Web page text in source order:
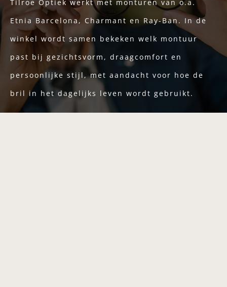
Tilroe Optiek werkt met monturen van o.a.
Etnia Barcelona, Charmant en Ray-Ban. In de
winkel wordt samen bekeken welk montuur
past bij gezichtsvorm, draagcomfort en
persoonlijke stijl, met aandacht voor hoe de
bril in het dagelijks leven wordt gebruikt.